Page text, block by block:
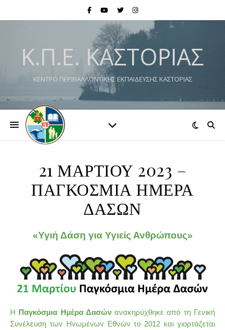
Κ.Π.Ε. ΚΑΣΤΟΡΙΆΣ
ΚΕΝΤΡΟ ΠΕΡΙΒΑΛΛΟΝΤΙΚΗΣ ΕΚΠΑΙΔΕΥΣΗΣ ΚΑΣΤΟΡΙΑΣ
21 ΜΑΡΤΙΟΥ 2023 –
ΠΑΓΚΟΣΜΙΑ ΗΜΕΡΑ
ΔΑΣΩΝ
«Υγιή Δάση για Υγιείς Ανθρώπους»
Η Παγκόσμια Ημέρα Δασώνανακηρύχθηκε από τη Γενική
Συνέλευση των Ηνωμένων Εθνών το 2012 και γιορτάζεται